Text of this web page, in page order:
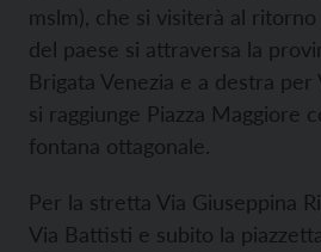
mslm), che si visiterà al
del paese si attraversa la
Brigata Venezia e a destra per
si raggiunge Piazza Maggiore
fontana ottagonale.
Per la stretta Via Giuseppina
Via Battisti e subito la